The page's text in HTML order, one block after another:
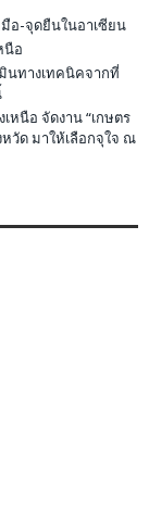
อ-จุดยืนในอาเซียน
นือ
นทางเทคนิคจากที่
หนือ จัดงาน “เกษตร
หวัด มาให้เลือกจุใจ ณ